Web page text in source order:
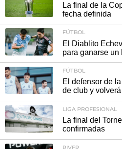
La final de la
fecha definida
FÚTBOL
El Diablito
para ganarse un
FÚTBOL
El defensor de
de club y
LIGA PROFESIONAL
La final del
confirmadas
RIVER